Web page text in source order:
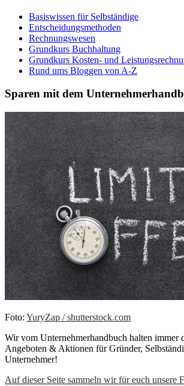
Basiswissen für Selbständige
Entscheidungsmethoden
Rechnungswesen
Grundkurs Buchhaltung
Grundkurs Kosten- und
Rund ums Bloggen von A-Z
Sparen mit dem
Foto: YuryZap / shutterstock.com
Wir vom Unternehmerhandbuch halten immer
Angeboten & Aktionen für Gründer,
Unternehmer!
Auf dieser Seite sammeln wir für euch unsere